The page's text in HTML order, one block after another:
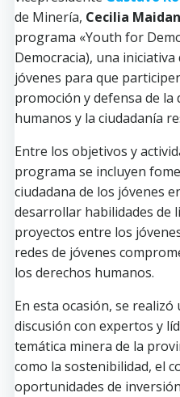
de Minería, Cecilia
programa «Youth for
Democracia), una
jóvenes para que
promoción y defensa de la
humanos y la ciudadanía
Entre los objetivos y
programa se incluyen
ciudadana de los jóvenes
desarrollar habilidades de
proyectos entre los
redes de jóvenes
los derechos humanos.
En esta ocasión, se
discusión con expertos y
temática minera de la
como la sostenibilidad, el
oportunidades de